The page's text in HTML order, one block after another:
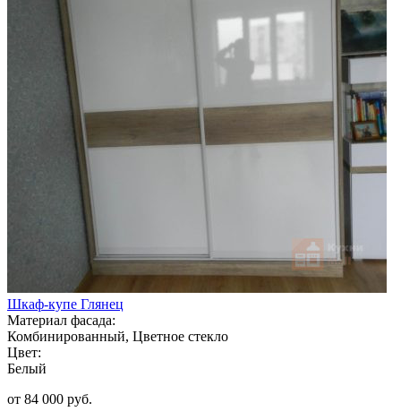
Шкаф-купе Глянец
Материал фасада:
Комбинированный, Цветное стекло
Цвет:
Белый
от 84 000 руб.